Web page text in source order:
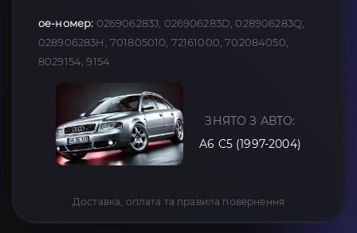
oe-номер: 026906283J, 026906283D, 028906283Q,
028906283H, 701805010, 72161000, 702084050,
8029154, 9154
ЗНЯТО З АВТО:
A6 C5 (1997-2004)
Доставка, оплата та правила повернення